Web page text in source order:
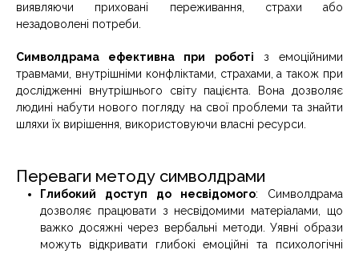
виявляючи приховані переживання, страхи або
незадоволені потреби.
Символдрама ефективна при роботі з емоційними
травмами, внутрішніми конфліктами, страхами, а також при
дослідженні внутрішнього світу пацієнта. Вона дозволяє
людині набути нового погляду на свої проблеми та знайти
шляхи їх вирішення, використовуючи власні ресурси.
Переваги методу символдрами
Глибокий доступ до несвідомого: Символдрама
дозволяє працювати з несвідомими матеріалами, що
важко досяжні через вербальні методи. Уявні образи
можуть відкривати глибокі емоційні та психологічні